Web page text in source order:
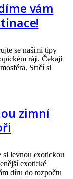
vám
se našimi tipy
ráji. Čekají
Stačí si
zimní
si levnou exotickou
exotické
díru do rozpočtu